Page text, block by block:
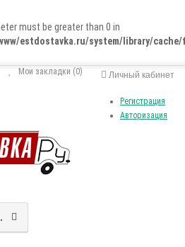
must be greater than 0 in
estdostavka.ru/system/library/cache/
Личный кабинет
Регистрация
Авторизация
Мои закладки (0)